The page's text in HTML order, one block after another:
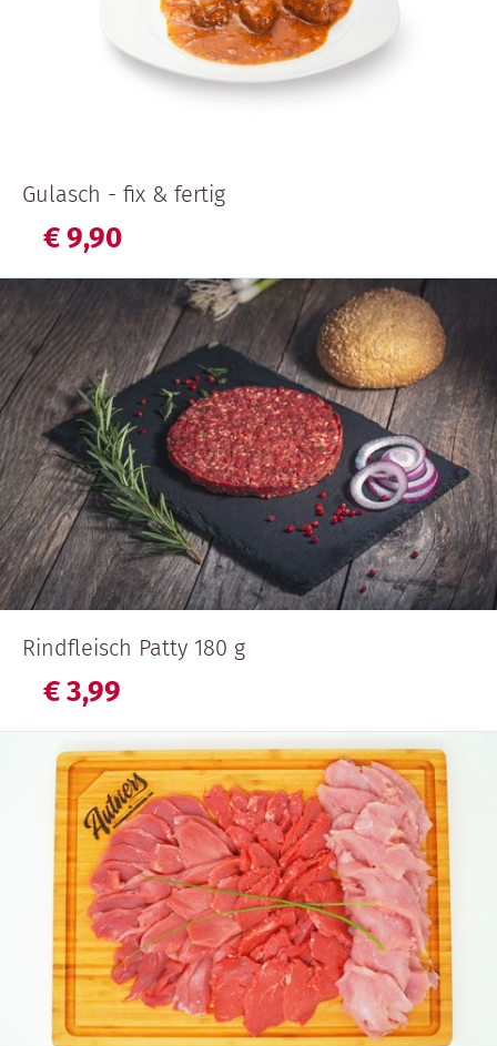
Gulasch - fix & fertig
€9,90
Rindfleisch Patty 180 g
€3,99